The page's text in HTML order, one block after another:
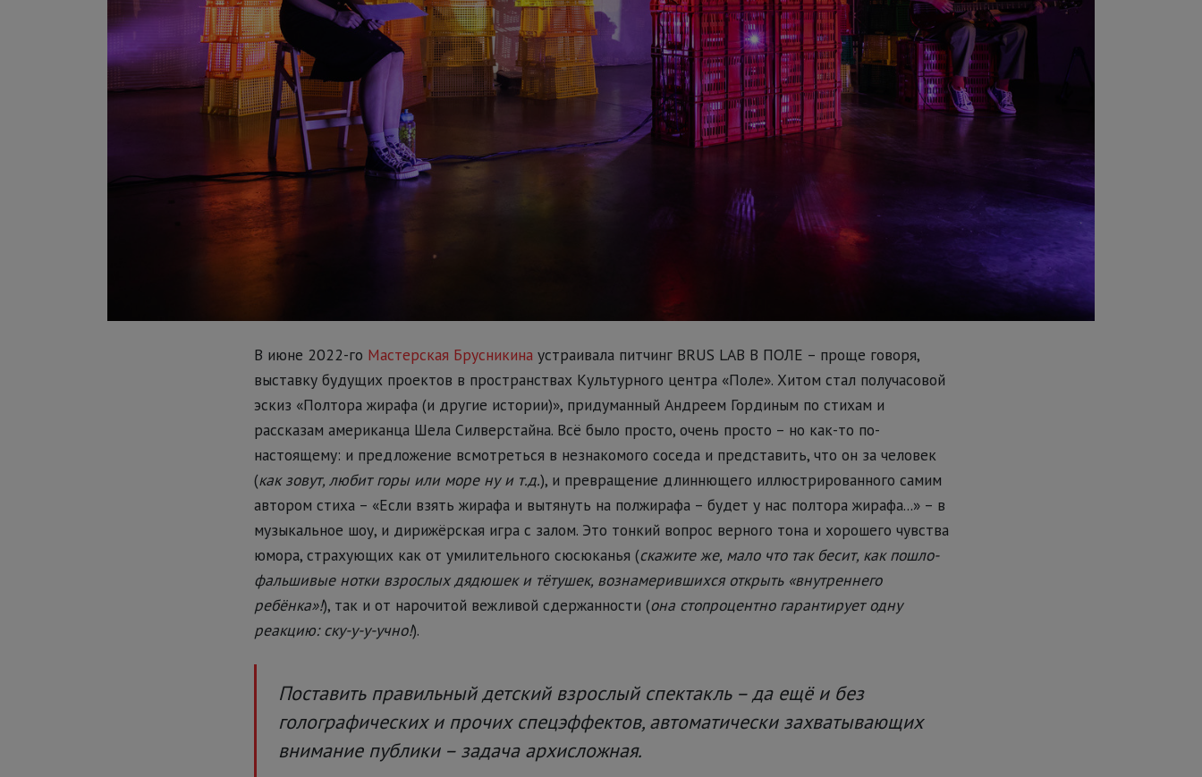
В июне 2022-го Мастерская Брусникинаустраивала питчинг BRUS LAB В ПОЛЕ – проще говоря,
выставку будущих проектов в пространствах Культурного центра «Поле». Хитом стал получасовой
эскиз «Полтора жирафа (и другие истории)», придуманный Андреем Гординым по стихам и
рассказам американца Шела Силверстайна. Всё было просто, очень просто – но как-то по-
настоящему: и предложение всмотреться в незнакомого соседа и представить, что он за человек
(как зовут, любит горы или море ну и т.д.), и превращение длиннющего иллюстрированного самим
автором стиха – «Если взять жирафа и вытянуть на полжирафа – будет у нас полтора жирафа...» – в
музыкальное шоу, и дирижёрская игра с залом. Это тонкий вопрос верного тона и хорошего чувства
юмора, страхующих как от умилительного сюсюканья (скажите же, мало что так бесит, как пошло-
фальшивые нотки взрослых дядюшек и тётушек, вознамерившихся открыть «внутреннего
ребёнка»!), так и от нарочитой вежливой сдержанности (она стопроцентно гарантирует одну
реакцию: ску-у-у-учно!).
Поставить правильный детский взрослый спектакль – да ещё и без
голографических и прочих спецэффектов, автоматически захватывающих
внимание публики – задача архисложная.